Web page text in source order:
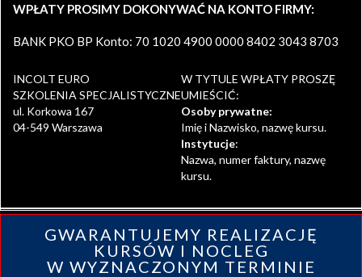
WPŁATY PROSIMY DOKONYWAĆ NA KONTO FIRMY:
BANK PKO BP Konto: 70 1020 4900 0000 8402 3043 8703
INCOLT EURO
SZKOLENIA SPECJALISTYCZNE
ul. Korkowa 167
04-549 Warszawa
W TYTULE WPŁATY PROSZĘ
UMIEŚCIĆ:
Osoby prywatne:
Imię i Nazwisko, nazwę kursu.
Instytucje:
Nazwa, numer faktury, nazwę
kursu.
GWARANTUJEMY REALIZACJĘ
KURSÓW I NOCLEG
W WYZNACZONYM TERMINIE